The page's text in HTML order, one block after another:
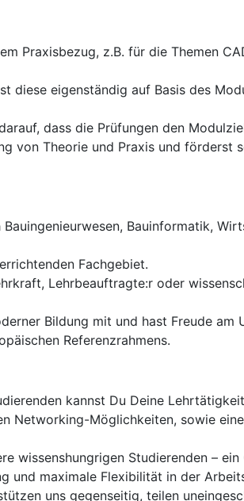
Praxisbezug, z.B. für die Themen
diese eigenständig auf Basis des
dass die Prüfungen den
von Theorie und Praxis und förderst
Bauingenieurwesen, Bauinformatik,
Fachgebiet.
Lehrbeauftragte:r oder
Bildung mit und hast Freude am
Referenzrahmens.
kannst Du Deine
Networking-Möglichkeiten, sowie
wissenshungrigen Studierenden –
und maximale Flexibilität in der
uns gegenseitig, teilen